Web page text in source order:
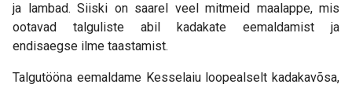
ja lambad. Siiski on saarel veel mitmeid maalappe, mis
ootavad talguliste abil kadakate eemaldamist ja
endisaegse ilme taastamist.
Talgutööna eemaldame Kesselaiu loopealselt kadakavõsa,